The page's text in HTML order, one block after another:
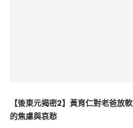
【後東元揭密2】黃育仁對老爸放
的焦慮與哀愁